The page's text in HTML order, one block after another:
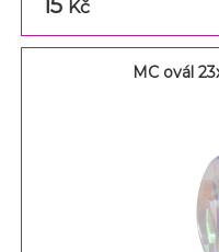
15 Kč
MC ovál